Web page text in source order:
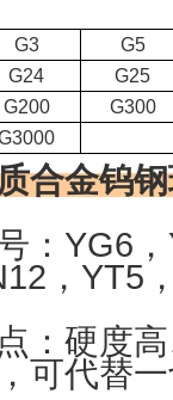
G3
G5
G24
G25
G200
G300
合金钨
：YG6 ，
， YT5
：硬度
可代替